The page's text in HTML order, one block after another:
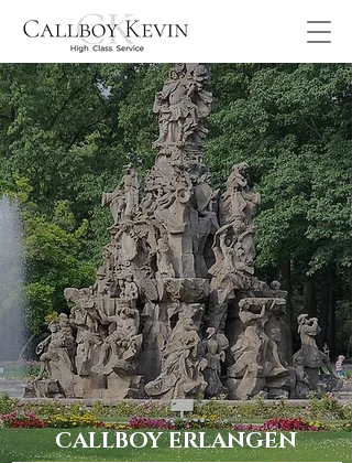
CALLBOY ERLANGEN